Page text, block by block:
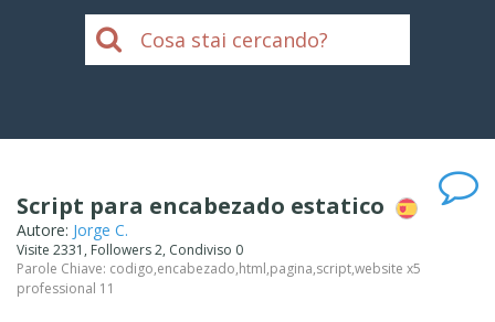
Script para encabezado estatico
Autore: Jorge C.
Visite 2331, Followers 2, Condiviso 0
Parole Chiave: codigo,encabezado,html,pagina,script,website x5
professional 11